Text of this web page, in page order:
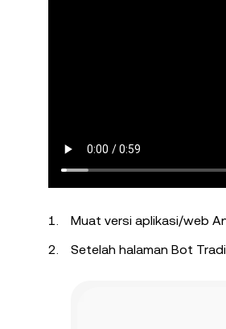
Muat versi aplikasi/web
Setelah halaman Bot